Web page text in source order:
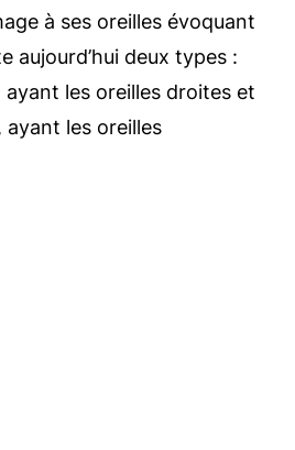
à ses oreilles évoquant
aujourd’hui deux types :
ayant les oreilles droites et
ayant les oreilles